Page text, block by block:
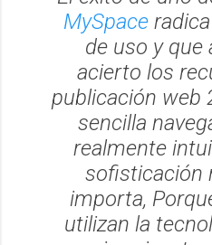
MySpaceradica
de uso y que
acierto los
publicación web
sencilla
realmente
sofisticación
importa,
utilizan la